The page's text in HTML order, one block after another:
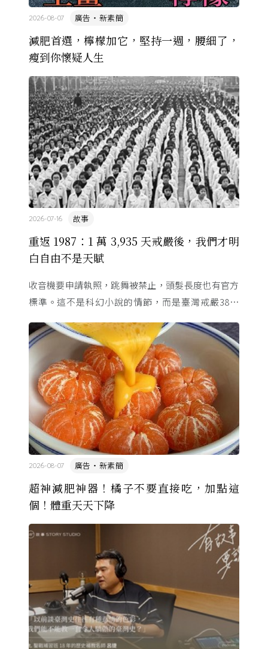
減肥首選，檸檬加它，堅持一週，腰細了，
瘦到你懷疑人生
廣告・新素簡
2026-08-07
重返 1987：1 萬 3,935 天戒嚴後，我們才明
白自由不是天賦
故事
2026-07-16
收音機要申請執照，跳舞被禁止，頭髮長度也有官方
標準。這不是科幻小說的情節，而是臺灣戒嚴38年
嚴令，這段歷 ...
超神減肥神器！橘子不要直接吃，加點這
個！體重天天下降
廣告・新素簡
2026-08-07